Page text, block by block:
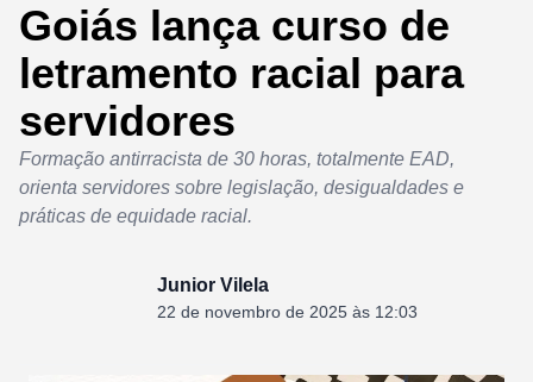
Goiás lança curso de
letramento racial para
servidores
Formação antirracista de 30 horas, totalmente EAD,
orienta servidores sobre legislação, desigualdades e
práticas de equidade racial.
Junior Vilela
22 de novembro de 2025 às 12:03